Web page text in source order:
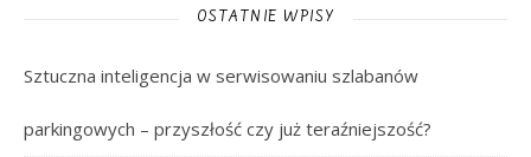
OSTATNIE WPISY
Sztuczna inteligencja w serwisowaniu szlabanów
parkingowych – przyszłość czy już teraźniejszość?